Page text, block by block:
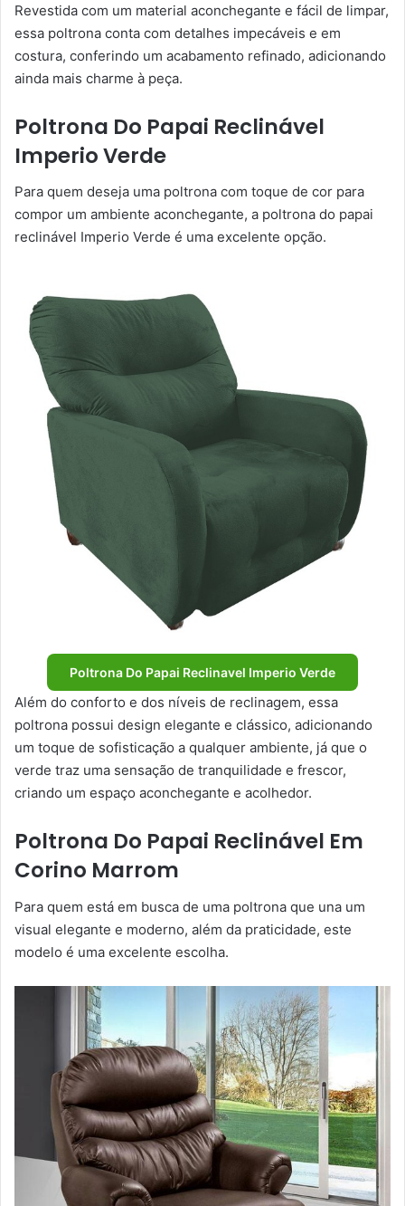
Revestida com um material aconchegante e fácil de limpar,
essa poltrona conta com detalhes impecáveis e em
costura, conferindo um acabamento refinado, adicionando
ainda mais charme à peça.
Poltrona Do Papai Reclinável
Imperio Verde
Para quem deseja uma poltrona com toque de cor para
compor um ambiente aconchegante, a poltrona do papai
reclinável Imperio Verde é uma excelente opção.
Poltrona Do Papai Reclinavel Imperio Verde
Além do conforto e dos níveis de reclinagem, essa
poltrona possui design elegante e clássico, adicionando
um toque de sofisticação a qualquer ambiente, já que o
verde traz uma sensação de tranquilidade e frescor,
criando um espaço aconchegante e acolhedor.
Poltrona Do Papai Reclinável Em
Corino Marrom
Para quem está em busca de uma poltrona que una um
visual elegante e moderno, além da praticidade, este
modelo é uma excelente escolha.